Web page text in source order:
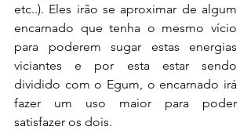
etc..). Eles irão se aproximar de algum
encarnado que tenha o mesmo vício
para poderem sugar estas energias
viciantes e por esta estar sendo
dividido com o Egum, o encarnado irá
fazer um uso maior para poder
satisfazer os dois.